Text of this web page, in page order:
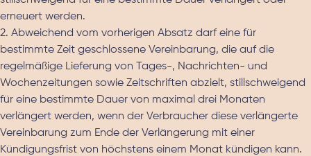
erneuert werden.
2. Abweichend vom vorherigen Absatz darf eine für
bestimmte Zeit geschlossene Vereinbarung, die auf die
regelmäßige Lieferung von Tages-, Nachrichten- und
Wochenzeitungen sowie Zeitschriften abzielt, stillschweigend
für eine bestimmte Dauer von maximal drei Monaten
verlängert werden, wenn der Verbraucher diese verlängerte
Vereinbarung zum Ende der Verlängerung mit einer
Kündigungsfrist von höchstens einem Monat kündigen kann.